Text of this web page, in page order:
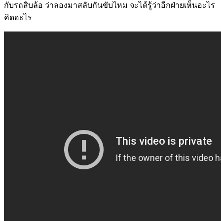
กับรถสิบล้อ ว่าลองมาสลับกันขับไหม จะได้รู้ว่าอีกฝ่ายเห็นอะไร
คิดอะไร